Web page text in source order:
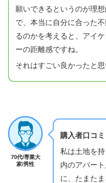
願いできるというのが理
で、本当に自分に合った
るのかを考えると、アイ
ーの距離感ですね。
それはすごい良かったと思
70代/専業大
家/男性
購入者口コミ
私は土地を
内のアパー
に、たまた